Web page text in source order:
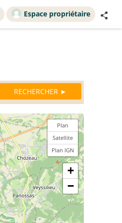
Espace propriétaire
Plan
Satellite
Plan IGN
+
−